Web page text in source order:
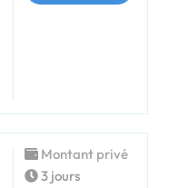
Montant privé
3 jours